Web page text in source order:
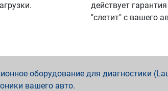
действует
"слетит" с вашего
оборудование для диагностики
вашего авто.